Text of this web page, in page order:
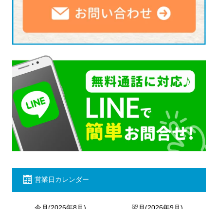
営業日カレンダー
今月(2026年8月)
翌月(2026年9月)